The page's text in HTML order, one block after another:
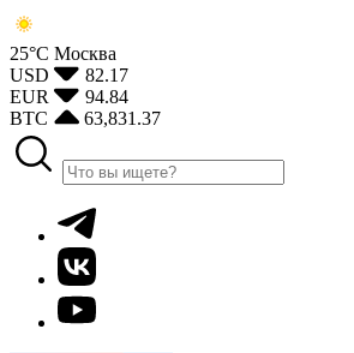
25°С Москва
USD
82.17
EUR
94.84
BTC
63,831.37